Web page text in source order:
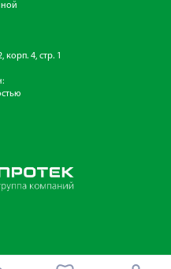
корп. 4, стр. 1